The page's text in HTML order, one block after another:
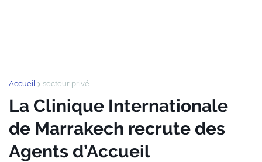
Accueil secteur privé
La Clinique Internationale
de Marrakech recrute des
Agents d’Accueil